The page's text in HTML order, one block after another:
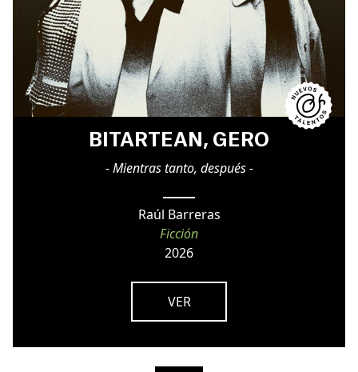
BITARTEAN, GERO
- Mientras tanto, después -
Raúl Barreras
Ficción
2026
VER